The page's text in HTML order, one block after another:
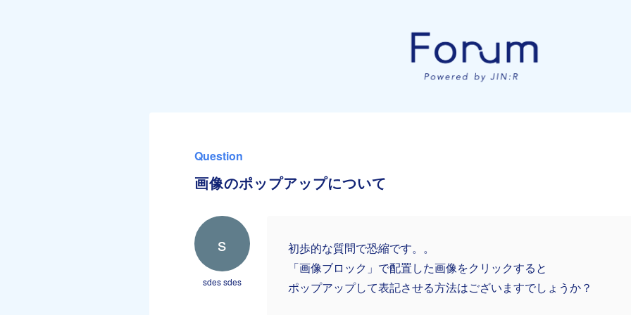
Question
画像のポップアップについて
s
sdes sdes
初歩的な質問で恐縮です。。
「画像ブロック」で配置した画像をクリックすると
ポップアップして表記させる方法はございますでしょうか？